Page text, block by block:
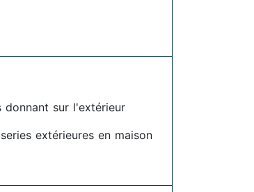
sur l'extérieur
extérieures en maison